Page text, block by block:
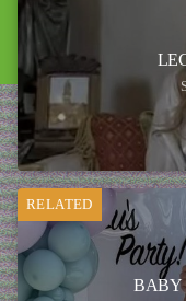
RELATED
BABY